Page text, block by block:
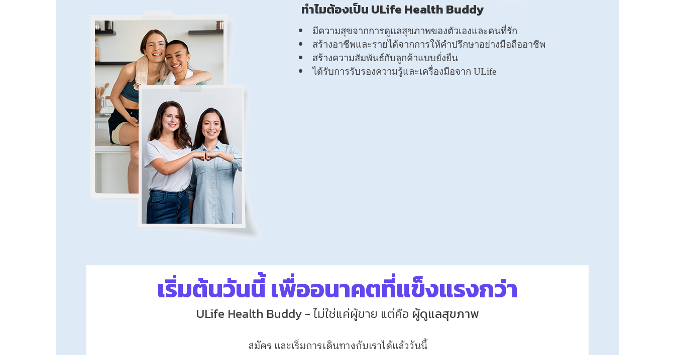
ทำไมต้องเป็น ULife Health Buddy
มีความสุขจากการดูแลสุขภาพของตัวเองและคนที่รัก
สร้างอาชีพและรายได้จากการให้คำปรึกษาอย่างมือถืออาชีพ
สร้างความสัมพันธ์กับลูกค้าแบบยั่งยืน
ได้รับการรับรองความรู้และเครื่องมือจาก ULife
เริ่มต้นวันนี้ เพื่ออนาคตที่แข็งแรงกว่า
ULife Health Buddy - ไม่ใช่แค่ผู้ขาย แต่คือ ผู้ดูแลสุขภาพ
สมัคร และเริ่มการเดินทางกับเราได้แล้ววันนี้